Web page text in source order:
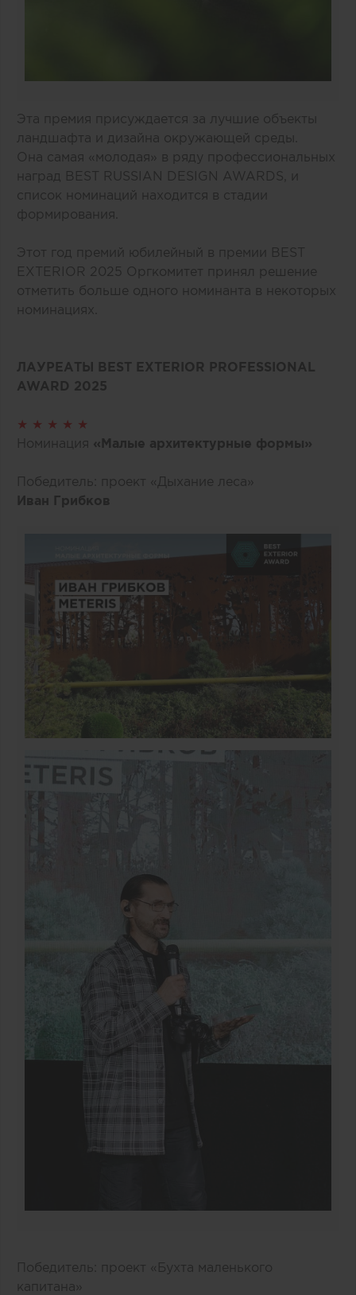
Эта премия присуждается за лучшие объекты
ландшафта и дизайна окружающей среды.
Она самая «молодая» в ряду профессиональных
наград BEST RUSSIAN DESIGN AWARDS, и
список номинаций находится в стадии
формирования.
Этот год премий юбилейный в премии BEST
EXTERIOR 2025 Оргкомитет принял решение
отметить больше одного номинанта в некоторых
номинациях.
ЛАУРЕАТЫ BEST EXTERIOR PROFESSIONAL
AWARD 2025
★ ★ ★ ★ ★
Номинация «Малые архитектурные формы»
Победитель: проект «Дыхание леса»
Иван Грибков
Победитель: проект «Бухта маленького
капитана»